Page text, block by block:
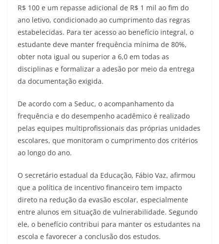
R$ 100 e um repasse adicional de R$ 1 mil ao fim do
ano letivo, condicionado ao cumprimento das regras
estabelecidas. Para ter acesso ao benefício integral, o
estudante deve manter frequência mínima de 80%,
obter nota igual ou superior a 6,0 em todas as
disciplinas e formalizar a adesão por meio da entrega
da documentação exigida.
De acordo com a Seduc, o acompanhamento da
frequência e do desempenho acadêmico é realizado
pelas equipes multiprofissionais das próprias unidades
escolares, que monitoram o cumprimento dos critérios
ao longo do ano.
O secretário estadual da Educação, Fábio Vaz, afirmou
que a política de incentivo financeiro tem impacto
direto na redução da evasão escolar, especialmente
entre alunos em situação de vulnerabilidade. Segundo
ele, o benefício contribui para manter os estudantes na
escola e favorecer a conclusão dos estudos.